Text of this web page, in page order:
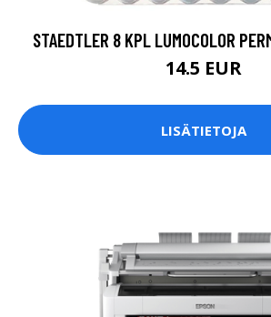
STAEDTLER 8 KPL LUMOCOLOR
14.5 EUR
LISÄTIETOJA